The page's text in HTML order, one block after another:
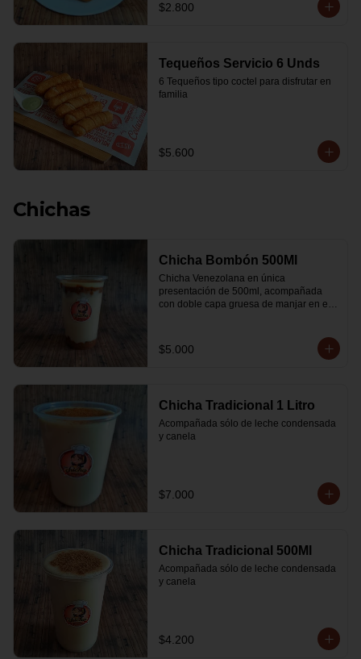
$2.800
Tequeños Servicio 6 Unds
6 Tequeños tipo coctel para disfrutar en
familia
$5.600
Chichas
Chicha Bombón 500Ml
Chicha Venezolana en única
presentación de 500ml, acompañada
con doble capa gruesa de manjar en el
$5.000
Chicha Tradicional 1 Litro
Acompañada sólo de leche condensada
y canela
$7.000
Chicha Tradicional 500Ml
Acompañada sólo de leche condensada
y canela
$4.200